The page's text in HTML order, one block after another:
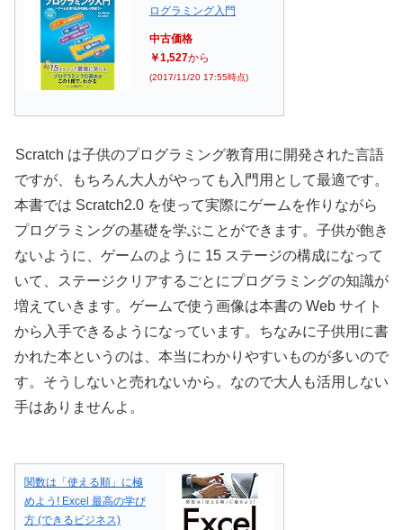
ログラミング入門
中古価格
￥1,527から
(2017/11/20 17:55時点)
Scratch は子供のプログラミング教育用に開発された言語
ですが、もちろん大人がやっても入門用として最適です。
本書では Scratch2.0 を使って実際にゲームを作りながら
プログラミングの基礎を学ぶことができます。子供が飽き
ないように、ゲームのように 15 ステージの構成になって
いて、ステージクリアするごとにプログラミングの知識が
増えていきます。ゲームで使う画像は本書の Web サイト
から入手できるようになっています。ちなみに子供用に書
かれた本というのは、本当にわかりやすいものが多いので
す。そうしないと売れないから。なので大人も活用しない
手はありませんよ。
関数は「使える順」に極
めよう! Excel 最高の学び
方 (できるビジネス)